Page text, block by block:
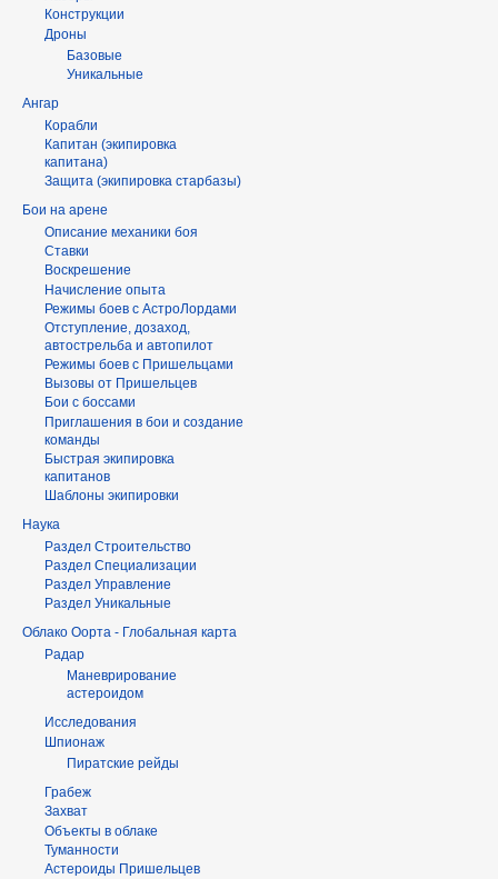
Конструкции
Дроны
Базовые
Уникальные
Ангар
Корабли
Капитан (экипировка
капитана)
Защита (экипировка старбазы)
Бои на арене
Описание механики боя
Ставки
Воскрешение
Начисление опыта
Режимы боев с АстроЛордами
Отступление, дозаход,
автострельба и автопилот
Режимы боев с Пришельцами
Вызовы от Пришельцев
Бои с боссами
Приглашения в бои и создание
команды
Быстрая экипировка
капитанов
Шаблоны экипировки
Наука
Раздел Строительство
Раздел Специализации
Раздел Управление
Раздел Уникальные
Облако Оорта - Глобальная карта
Радар
Маневрирование
астероидом
Исследования
Шпионаж
Пиратские рейды
Грабеж
Захват
Объекты в облаке
Туманности
Астероиды Пришельцев